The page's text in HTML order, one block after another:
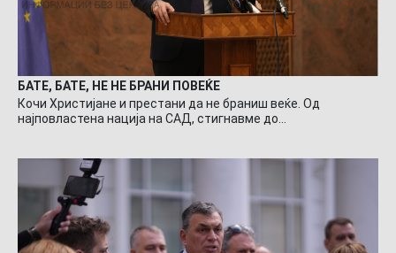
БАТЕ, БАТЕ, НЕ НЕ БРАНИ ПОВЕЌЕ
Кочи Христијане и престани да не браниш веќе. Од
најповластена нација на САД, стигнавме до…